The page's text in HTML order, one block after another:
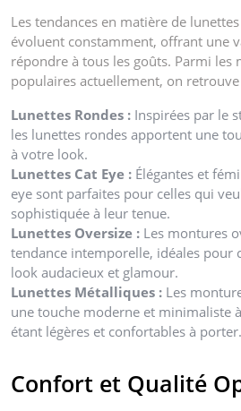
Les tendances en matière de
évoluent constamment, offrant une
répondre à tous les goûts. Parmi les
populaires actuellement, on retrouve
Lunettes Rondes : Inspirées par le
les lunettes rondes apportent une
à votre look.
Lunettes Cat Eye : Élégantes et
eye sont parfaites pour celles qui
sophistiquée à leur tenue.
Lunettes Oversize : Les montures
tendance intemporelle, idéales pour
look audacieux et glamour.
Lunettes Métalliques : Les
une touche moderne et minimaliste
étant légères et confortables à porter.
Confort et Qualité